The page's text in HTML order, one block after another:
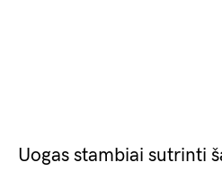
Uogas stambiai sutrinti